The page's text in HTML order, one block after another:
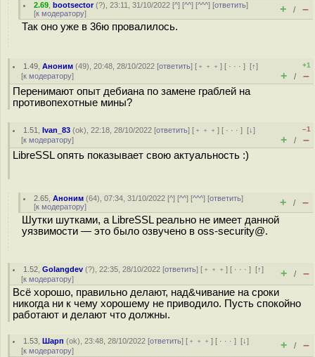
2.69 ,bootsector(?), 23:11, 31/10/2022 [^] [^^] [^^^] [ответить]
[к модератору] + / –
Так оно уже в 36ю провалилось.
1.49 ,Аноним (49), 20:48, 28/10/2022 [ответить] [ ﹢﹢﹢] [ · · ·][↑]
[к модератору]
+1
+ / –
Перенимают опыт дебиана по замене граблей на
противопехотные мины?
1.51 ,Ivan_83 (ok), 22:18, 28/10/2022 [ответить] [ ﹢﹢﹢] [ · · ·][↓]
[к модератору]
–1
+ / –
LibreSSL опять показывает свою актуальность :)
2.65 ,Аноним (64), 07:34, 31/10/2022 [^] [^^] [^^^] [ответить]
[к модератору] + / –
Шутки шутками, а LibreSSL реально не имеет данной
уязвимости — это было озвучено в oss-security@.
1.52 ,Golangdev (?), 22:35, 28/10/2022 [ответить] [ ﹢﹢﹢] [ · · ·][↑]
[к модератору] + / –
Всё хорошо, правильно делают, над&чивание на сроки
никогда ни к чему хорошему не приводило. Пусть спокойно
работают и делают что должны.
1.53 ,Шарп (ok), 23:48, 28/10/2022 [ответить] [ ﹢﹢﹢] [ · · ·][↓]
[к модератору] + / –